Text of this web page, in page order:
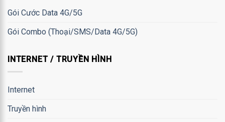
Gói Cước Data 4G/5G
Gói Combo (Thoại/SMS/Data 4G/5G)
INTERNET / TRUYỀN HÌNH
Internet
Truyền hình